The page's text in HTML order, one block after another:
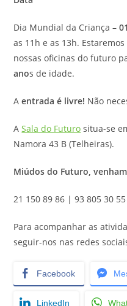
Dia Mundial da Criança –
as 11h e as 13h.
nossas oficinas do futuro
anos de idade.
Aentrada é livre! Não
ASala do Futuro situa-se
Namora 43 B (Telheiras).
Miúdos do Futuro,
21 150 89 86 | 93 805 30
Para acompanhar as
seguir-nos nas redes
Facebook
LinkedIn